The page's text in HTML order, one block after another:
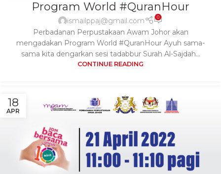
Program World #QuranHour
ismailppaj@gmail.com 0
Perbadanan Perpustakaan Awam Johor akan
mengadakan Program World #QuranHour Ayuh sama-
sama kita dengarkan sesi tadabbur Surah Al-Sajdah...
CONTINUE READING
18
APR